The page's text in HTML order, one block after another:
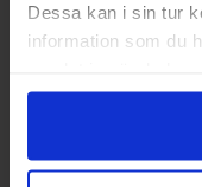
Dessa kan i sin tur
information som du